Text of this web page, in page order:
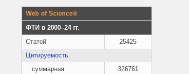
Web of Science®
ФТИ в 2000–24 гг.
Статей
25425
Цитируемость
суммарная
326761